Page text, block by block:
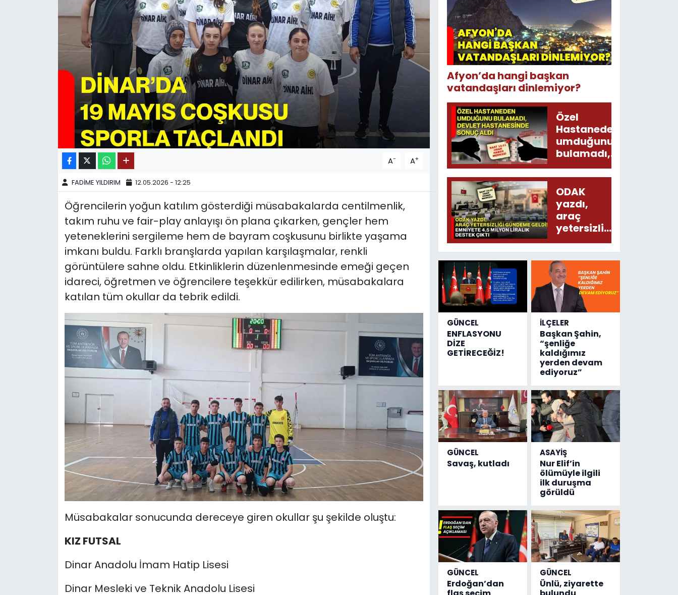
A- A+
FADİME YILDIRIM 12.05.2026 - 12:25
Öğrencilerin yoğun katılım gösterdiği müsabakalarda centilmenlik,
takım ruhu ve fair-play anlayışı ön plana çıkarken, gençler hem
yeteneklerini sergileme hem de bayram coşkusunu birlikte yaşama
imkanı buldu. Farklı branşlarda yapılan karşılaşmalar, renkli
görüntülere sahne oldu. Etkinliklerin düzenlenmesinde emeği geçen
idareci, öğretmen ve öğrencilere teşekkür edilirken, müsabakalara
katılan tüm okullar da tebrik edildi.
Müsabakalar sonucunda dereceye giren okullar şu şekilde oluştu:
KIZ FUTSAL
Dinar Anadolu İmam Hatip Lisesi
Dinar Mesleki ve Teknik Anadolu Lisesi
Afyon’da hangi başkan
vatandaşları dinlemiyor?
Özel
Hastaneden
umduğunu
bulamadı,
Devlet
Hastanesinde
sonuç aldı
ODAK
yazdı,
araç
yetersizliği
gündeme
Emniyete
4,5 milyon
liralık
destek
çıktı
GÜNCEL
ENFLASYONU
DİZE
GETİRECEĞİZ!
İLÇELER
Başkan Şahin,
“şenliğe
kaldığımız
yerden devam
ediyoruz”
GÜNCEL
Savaş, kutladı
ASAYİŞ
Nur Elif’in
ölümüyle ilgili
ilk duruşma
görüldü
GÜNCEL
Erdoğan’dan
GÜNCEL
Ünlü, ziyarette
11:11 MANŞET